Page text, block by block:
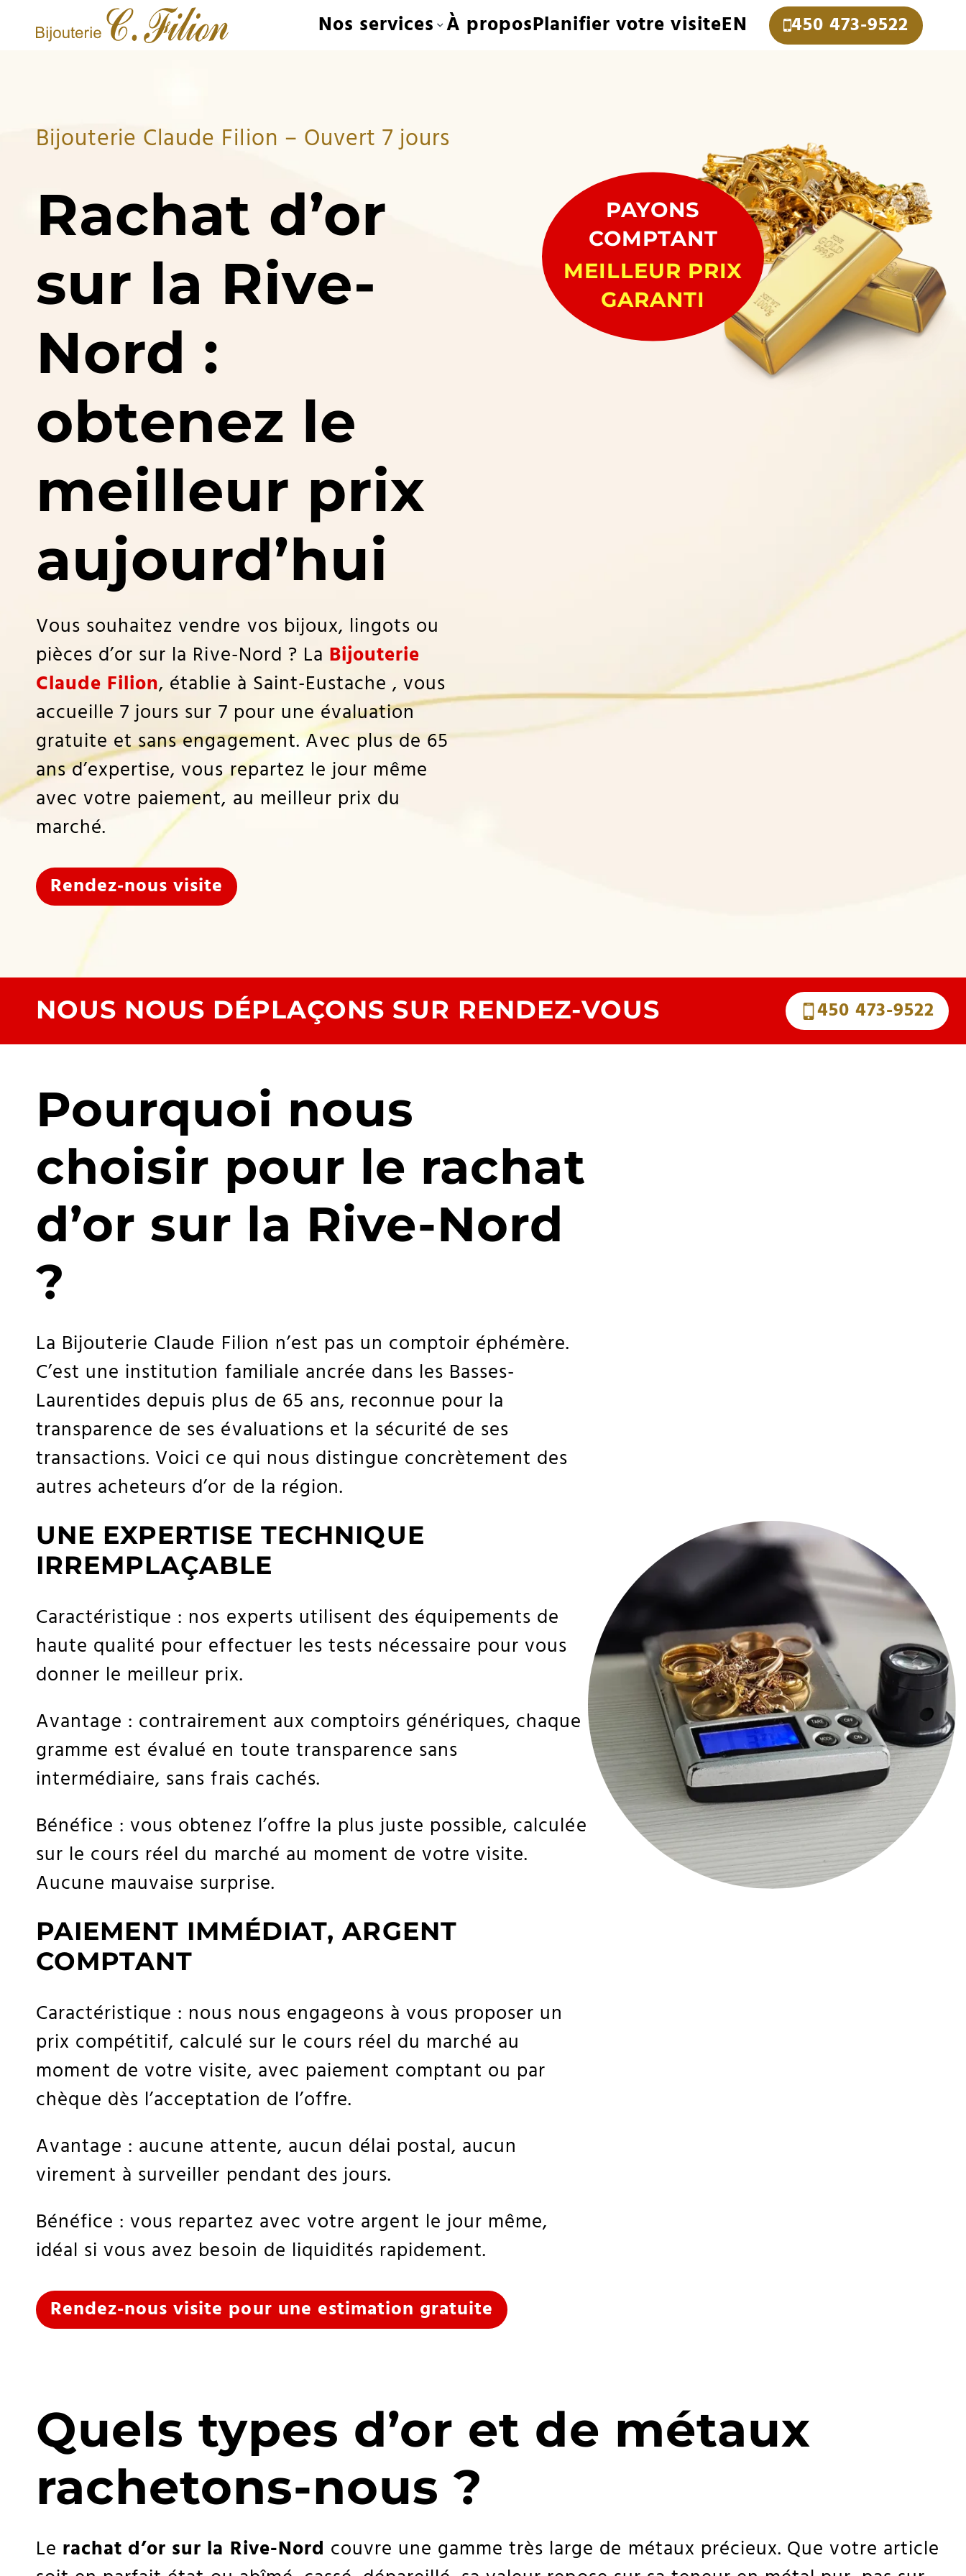
Nos services À proposPlanifier votre visiteEN 450 473-9522
Bijouterie Claude Filion – Ouvert 7 jours
Rachat d’or
sur la Rive-
Nord :
obtenez le
meilleur prix
aujourd’hui
Vous souhaitez vendre vos bijoux, lingots ou
pièces d’or sur la Rive-Nord ? La Bijouterie
Claude Filion, établie à Saint-Eustache , vous
accueille 7 jours sur 7 pour une évaluation
gratuite et sans engagement. Avec plus de 65
ans d’expertise, vous repartez le jour même
avec votre paiement, au meilleur prix du
marché.
Rendez-nous visite
PAYONS
COMPTANT
MEILLEUR PRIX
GARANTI
NOUS NOUS DÉPLAÇONS SUR RENDEZ-VOUS 450 473-9522
Pourquoi nous
choisir pour le rachat
d’or sur la Rive-Nord
?
La Bijouterie Claude Filion n’est pas un comptoir éphémère.
C’est une institution familiale ancrée dans les Basses-
Laurentides depuis plus de 65 ans, reconnue pour la
transparence de ses évaluations et la sécurité de ses
transactions. Voici ce qui nous distingue concrètement des
autres acheteurs d’or de la région.
UNE EXPERTISE TECHNIQUE
IRREMPLAÇABLE
Caractéristique : nos experts utilisent des équipements de
haute qualité pour effectuer les tests nécessaire pour vous
donner le meilleur prix.
Avantage : contrairement aux comptoirs génériques, chaque
gramme est évalué en toute transparence sans
intermédiaire, sans frais cachés.
Bénéfice : vous obtenez l’offre la plus juste possible, calculée
sur le cours réel du marché au moment de votre visite.
Aucune mauvaise surprise.
PAIEMENT IMMÉDIAT, ARGENT
COMPTANT
Caractéristique : nous nous engageons à vous proposer un
prix compétitif, calculé sur le cours réel du marché au
moment de votre visite, avec paiement comptant ou par
chèque dès l’acceptation de l’offre.
Avantage : aucune attente, aucun délai postal, aucun
virement à surveiller pendant des jours.
Bénéfice : vous repartez avec votre argent le jour même,
idéal si vous avez besoin de liquidités rapidement.
Rendez-nous visite pour une estimation gratuite
Quels types d’or et de métaux
rachetons-nous ?
Le rachat d’or sur la Rive-Nord couvre une gamme très large de métaux précieux. Que votre article